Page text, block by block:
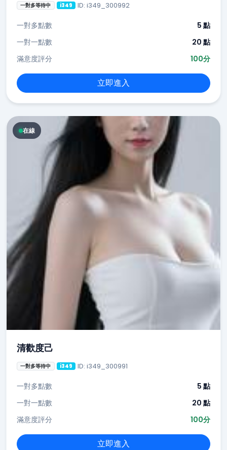
一對多等待中 i349 ID: i349_300992
一對多點數
5 點
一對一點數
20 點
滿意度評分
100分
立即進入
在線
清歡度己
一對多等待中 i349 ID: i349_300991
一對多點數
5 點
一對一點數
20 點
滿意度評分
100分
立即進入